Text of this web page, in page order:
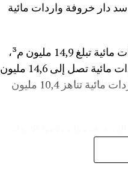
فقد سجل سد دار خروفة واردات مائية
وأضاف المصدر نفسه انه “في إقليم تاونات، سجل سد إدريس الأول واردات مائية تبلغ 14,9 مليون م³،
مع بلوغ نسبة الملء 56,2%.،وفي إقليم أزيلال، عرف سد بين الويدان واردات مائية تصل إلى 14,6 مليون
م³، لترتفع نسبة ملئه إلى 36,6%.،كما سجل سد الخروب بإقليم تطوان واردات مائية تناهز 10,4 مليون